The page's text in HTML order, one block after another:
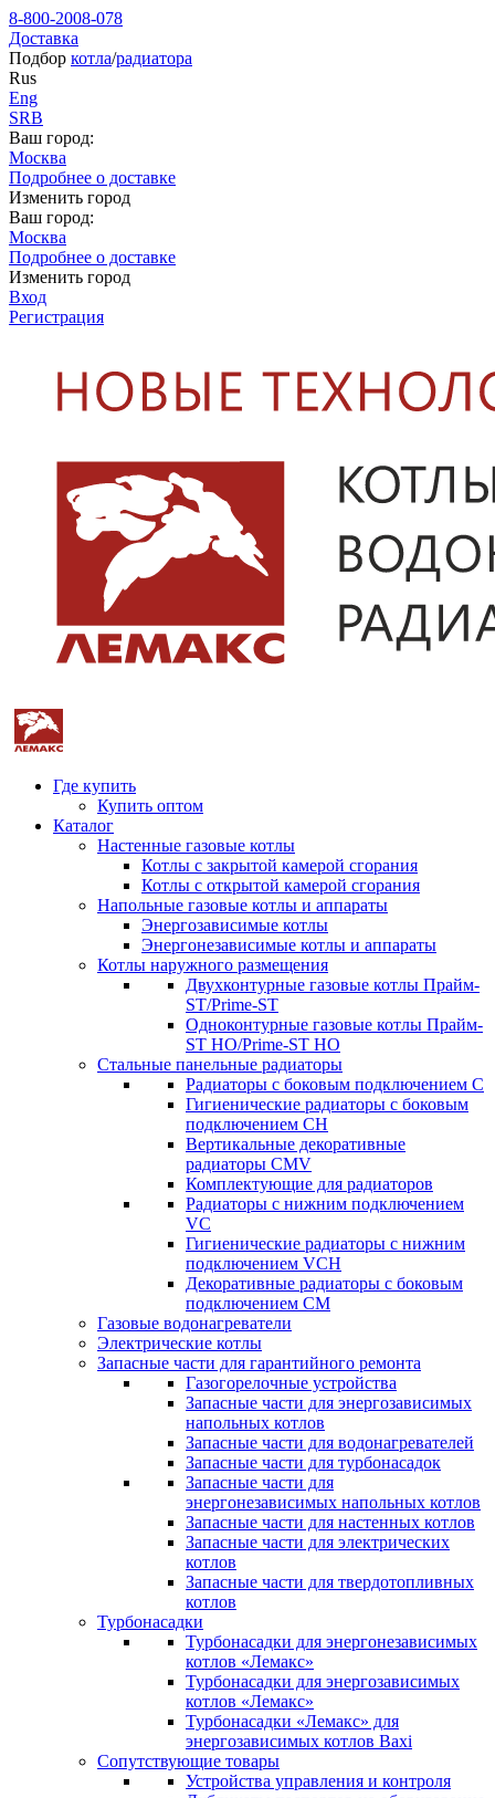
8-800-2008-078
Доставка
Подбор котла/радиатора
Rus
Eng
SRB
Ваш город:
Москва
Подробнее о доставке
Изменить город
Ваш город:
Москва
Подробнее о доставке
Изменить город
Вход
Регистрация
Где купить
Купить оптом
Каталог
Настенные газовые котлы
Котлы с закрытой камерой сгорания
Котлы с открытой камерой сгорания
Напольные газовые котлы и аппараты
Энергозависимые котлы
Энергонезависимые котлы и аппараты
Котлы наружного размещения
Двухконтурные газовые котлы Прайм-
ST/Prime-ST
Одноконтурные газовые котлы Прайм-
ST HO/Prime-ST HO
Стальные панельные радиаторы
Радиаторы c боковым подключением C
Гигиенические радиаторы c боковым
подключением CH
Вертикальные декоративные
радиаторы CMV
Комплектующие для радиаторов
Радиаторы c нижним подключением
VC
Гигиенические радиаторы c нижним
подключением VCH
Декоративные радиаторы с боковым
подключением CM
Газовые водонагреватели
Электрические котлы
Запасные части для гарантийного ремонта
Газогорелочные устройства
Запасные части для энергозависимых
напольных котлов
Запасные части для водонагревателей
Запасные части для турбонасадок
Запасные части для
энергонезависимых напольных котлов
Запасные части для настенных котлов
Запасные части для электрических
котлов
Запасные части для твердотопливных
котлов
Турбонасадки
Турбонасадки для энергонезависимых
котлов «Лемакс»
Турбонасадки для энергозависимых
котлов «Лемакс»
Турбонасадки «Лемакс» для
энергозависимых котлов Baxi
Сопутствующие товары
Устройства управления и контроля